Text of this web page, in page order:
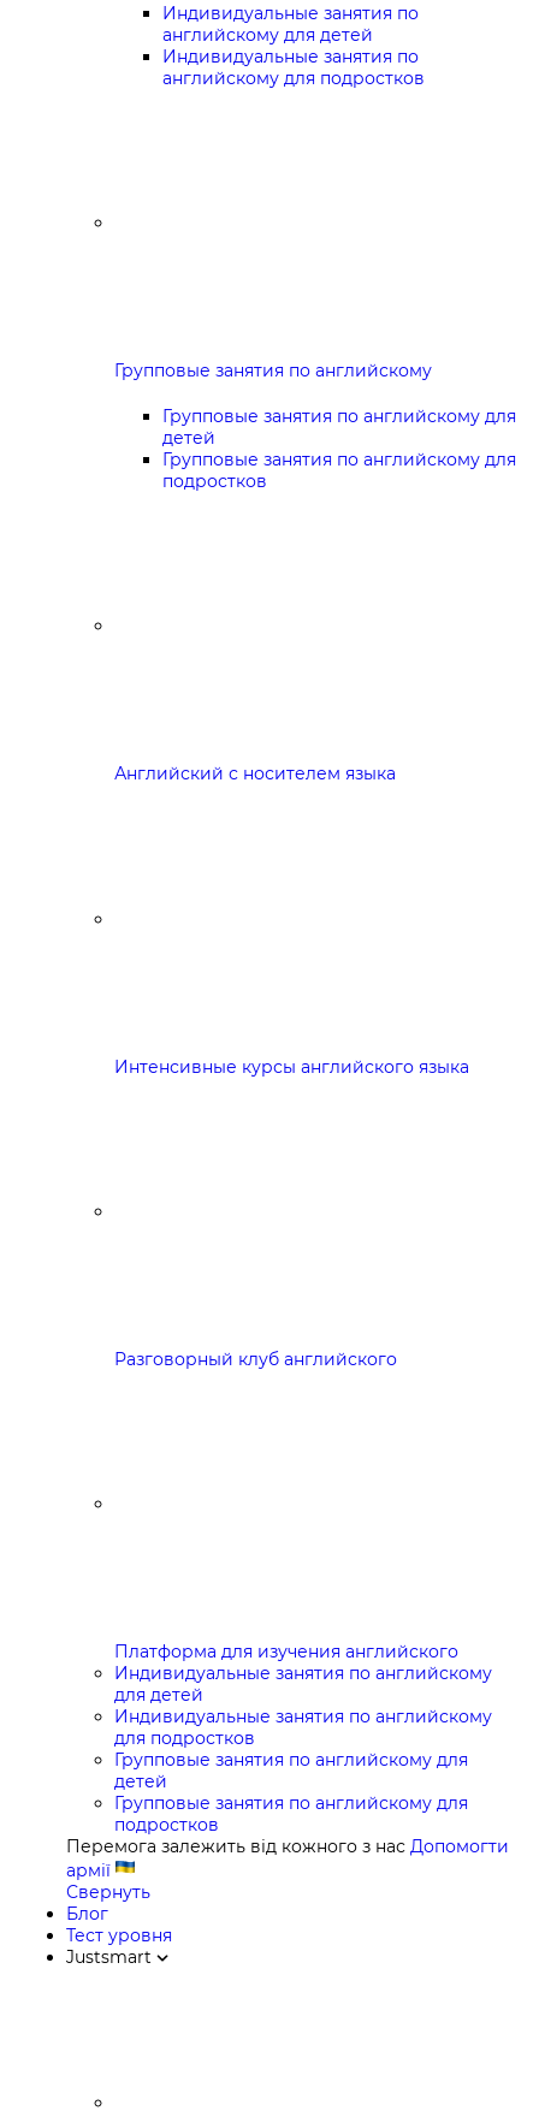
Индивидуальные занятия по
английскому для детей
Индивидуальные занятия по
английскому для подростков
Групповые занятия по английскому
Групповые занятия по английскому для
детей
Групповые занятия по английскому для
подростков
Английский с носителем языка
Интенсивные курсы английского языка
Разговорный клуб английского
Платформа для изучения английского
Индивидуальные занятия по английскому
для детей
Индивидуальные занятия по английскому
для подростков
Групповые занятия по английскому для
детей
Групповые занятия по английскому для
подростков
Перемога залежить від кожного з нас Допомогти
армії
Свернуть
Блог
Тест уровня
Justsmart